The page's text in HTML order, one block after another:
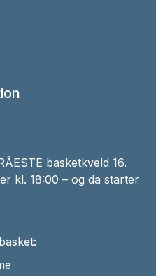
basketkveld 16.
kl. 18:00 – og da starter